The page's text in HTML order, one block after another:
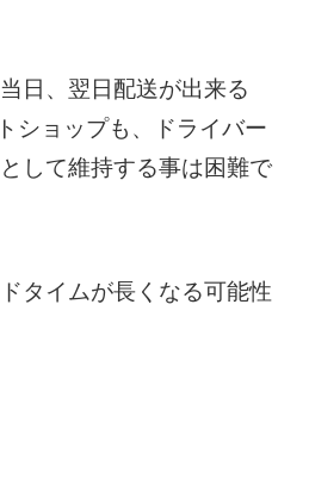
日、翌日配送が出来る
ショップも、ドライバー
して維持する事は困難で
タイムが長くなる可能性